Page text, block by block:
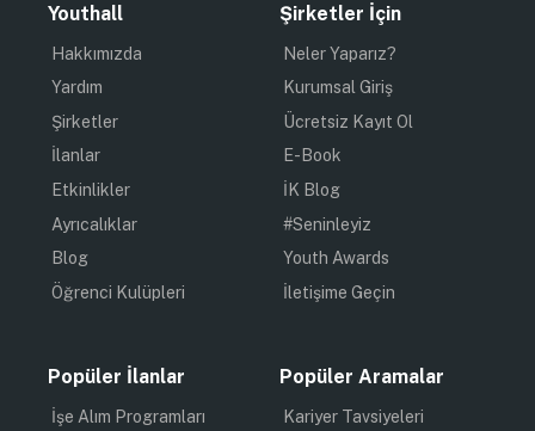
Youthall
Hakkımızda
Yardım
Şirketler
İlanlar
Etkinlikler
Ayrıcalıklar
Blog
Öğrenci Kulüpleri
Şirketler İçin
Neler Yaparız?
Kurumsal Giriş
Ücretsiz Kayıt Ol
E-Book
İK Blog
#Seninleyiz
Youth Awards
İletişime Geçin
Popüler İlanlar
İşe Alım Programları
Popüler Aramalar
Kariyer Tavsiyeleri